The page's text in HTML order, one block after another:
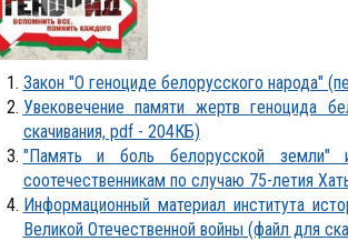
Закон "О геноциде белорусского народа"
Увековечение памяти жертв геноцида
скачивания, pdf - 204КБ)
"Память и боль белорусской земли"
соотечественникам по случаю 75-летия
Информационный материал института
Великой Отечественной войны (файл для